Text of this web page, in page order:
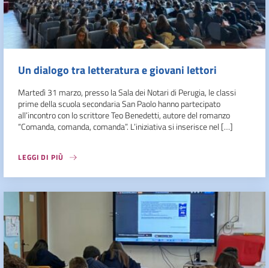
Un dialogo tra letteratura e giovani lettori
Martedì 31 marzo, presso la Sala dei Notari di Perugia, le classi
prime della scuola secondaria San Paolo hanno partecipato
all’incontro con lo scrittore Teo Benedetti, autore del romanzo
“Comanda, comanda, comanda”. L’iniziativa si inserisce nel […]
LEGGI DI PIÙ